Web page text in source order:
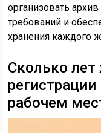
организовать
требований и
хранения каждого
Сколько лет
рабочем